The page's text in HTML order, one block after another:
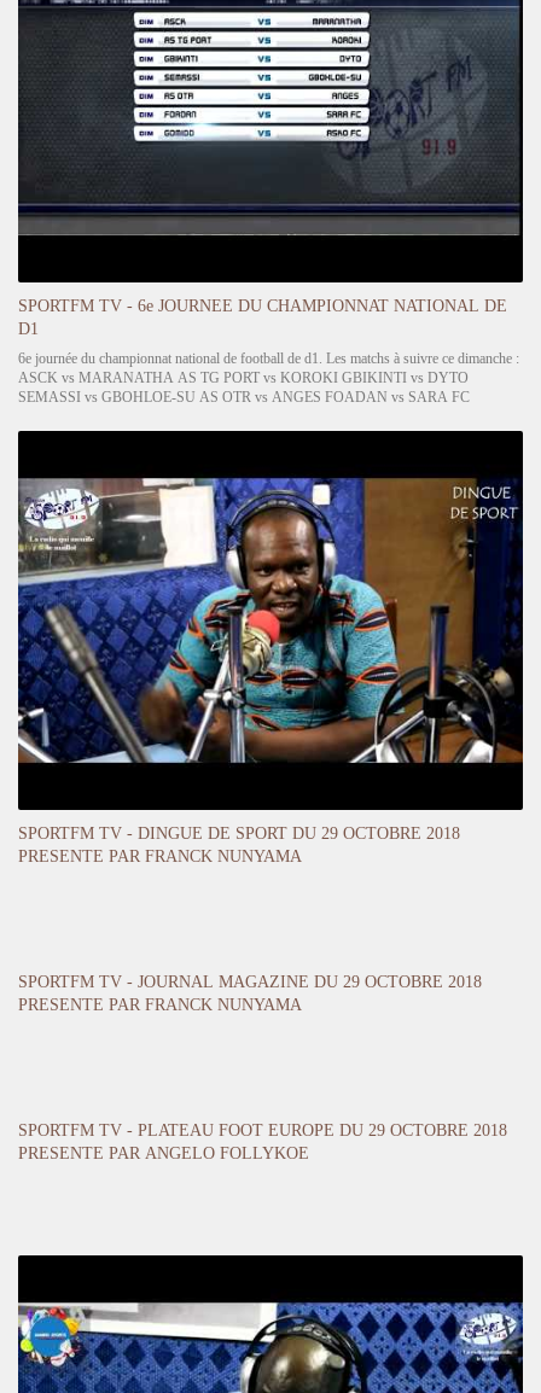
SPORTFM TV - 6e JOURNEE DU CHAMPIONNAT NATIONAL DE
D1
6e journée du championnat national de football de d1. Les matchs à suivre ce dimanche :
ASCK vs MARANATHA AS TG PORT vs KOROKI GBIKINTI vs DYTO
SEMASSI vs GBOHLOE-SU AS OTR vs ANGES FOADAN vs SARA FC
SPORTFM TV - DINGUE DE SPORT DU 29 OCTOBRE 2018
PRESENTE PAR FRANCK NUNYAMA
SPORTFM TV - JOURNAL MAGAZINE DU 29 OCTOBRE 2018
PRESENTE PAR FRANCK NUNYAMA
SPORTFM TV - PLATEAU FOOT EUROPE DU 29 OCTOBRE 2018
PRESENTE PAR ANGELO FOLLYKOE